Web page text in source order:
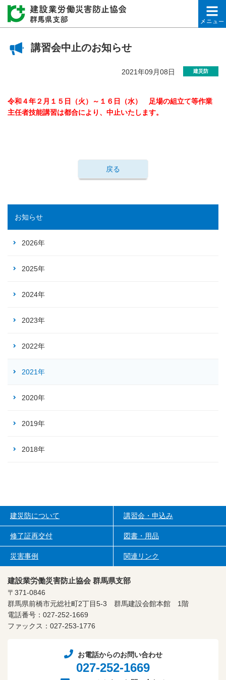
建設業労働災害防止協
講習会中止のお知らせ
2021年09月08日 建災防
令和４年２月１５日（火）～１６日（水） 足場の組立て等作業
主任者技能講習は都合により、中止いたします。
戻る
お知らせ
2026年
2025年
2024年
2023年
2022年
2021年
2020年
2019年
2018年
建災防について 講習会・申込み
修了証再交付 図書・用品
災害事例 関連リンク
建設業労働災害防止協会 群馬県支部
〒371-0846
群馬県前橋市元総社町2丁目5-3 群馬建設会館本館 1階
電話番号：027-252-1669
ファックス：027-253-1776
お電話からのお問い合わせ
027-252-1669